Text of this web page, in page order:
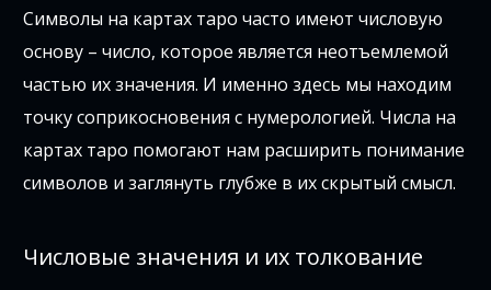
Символы на картах таро часто имеют числовую
основу – число, которое является неотъемлемой
частью их значения. И именно здесь мы находим
точку соприкосновения с нумерологией. Числа на
картах таро помогают нам расширить понимание
символов и заглянуть глубже в их скрытый смысл.
Числовые значения и их толкование